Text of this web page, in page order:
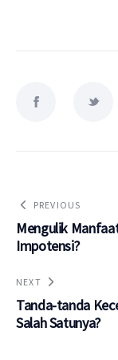
PREVIOUS
Mengulik
Impotensi?
NEXT
Tanda-tanda
Salah Satunya?